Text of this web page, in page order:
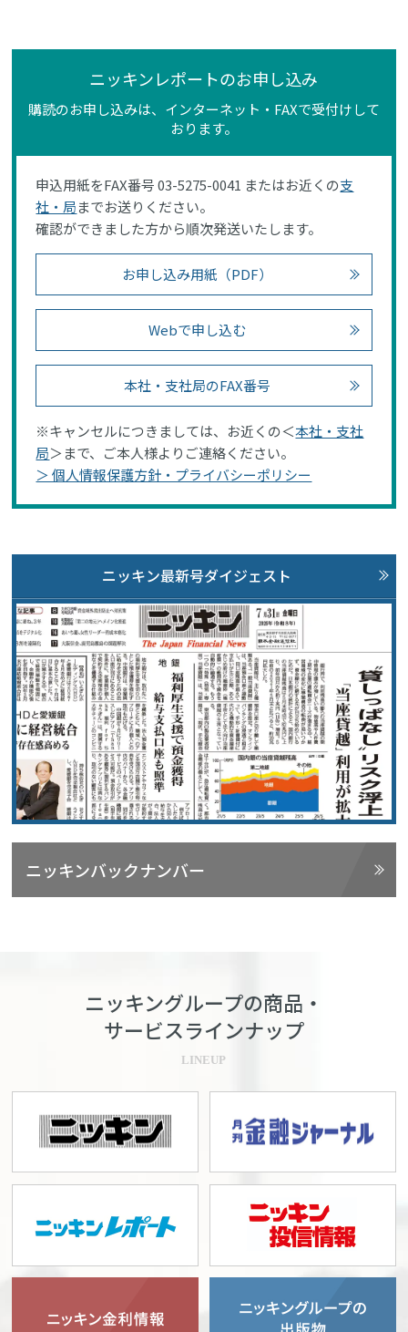
ニッキンレポートのお申し込み
購読のお申し込みは、インターネット・FAXで受付けして
おります。
申込用紙をFAX番号 03-5275-0041 またはお近くの支
社・局までお送りください。
確認ができました方から順次発送いたします。
お申し込み用紙（PDF）
Webで申し込む
本社・支社局のFAX番号
※キャンセルにつきましては、お近くの＜本社・支社
局＞まで、ご本人様よりご連絡ください。
＞ 個人情報保護方針・プライバシーポリシー
ニッキン最新号ダイジェスト
ニッキンバックナンバー
ニッキングループの商品・
サービスラインナップ
LINEUP